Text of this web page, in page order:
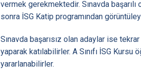
vermek gerekmektedir. Sınavda başarılı
sonra İSG Katip programından
Sınavda başarısız olan adaylar ise
yaparak katılabilirler. A Sınıfı İSG
yararlanabilirler.